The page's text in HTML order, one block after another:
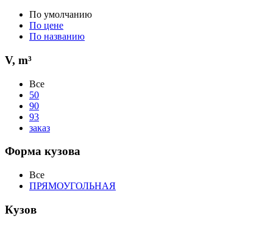
По умолчанию
По цене
По названию
V, m³
Все
50
90
93
заказ
Форма кузова
Все
ПРЯМОУГОЛЬНАЯ
Кузов